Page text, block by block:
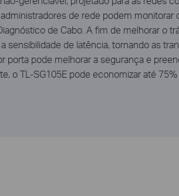
de rede podem monitorar
de Cabo. A fim de melhorar o
de latência, tornando as
porta pode melhorar a segurança e
o TL-SG105E pode economizar até